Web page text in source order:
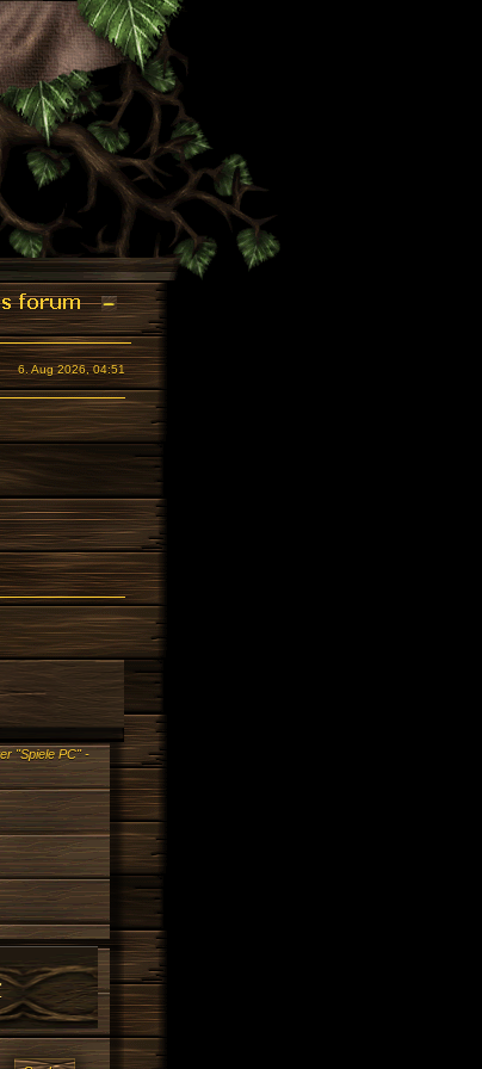
6. Aug 2026, 04:51
"Spiele PC" -